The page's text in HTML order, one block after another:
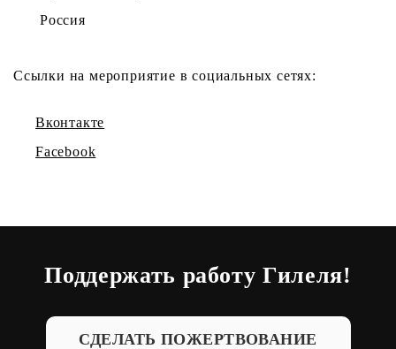
Россия
Ссылки на мероприятие в социальных сетях:
Вконтакте
Facebook
Поддержать работу Гилеля!
СДЕЛАТЬ ПОЖЕРТВОВАНИЕ